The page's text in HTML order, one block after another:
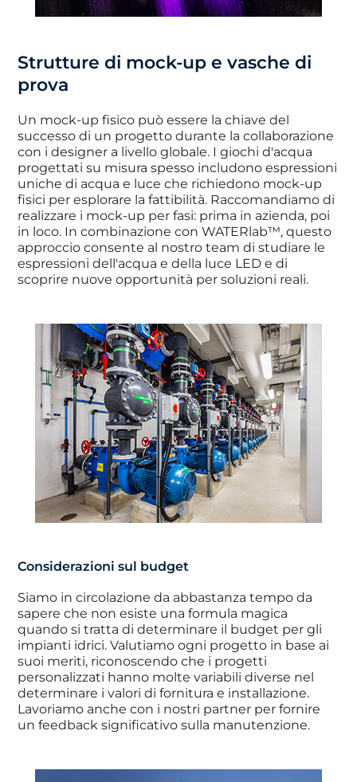
Strutture di mock-up e vasche di
prova
Un mock-up fisico può essere la chiave del
successo di un progetto durante la collaborazione
con i designer a livello globale. I giochi d'acqua
progettati su misura spesso includono espressioni
uniche di acqua e luce che richiedono mock-up
fisici per esplorare la fattibilità. Raccomandiamo di
realizzare i mock-up per fasi: prima in azienda, poi
in loco. In combinazione con WATERlab™, questo
approccio consente al nostro team di studiare le
espressioni dell'acqua e della luce LED e di
scoprire nuove opportunità per soluzioni reali.
Considerazioni sul budget
Siamo in circolazione da abbastanza tempo da
sapere che non esiste una formula magica
quando si tratta di determinare il budget per gli
impianti idrici. Valutiamo ogni progetto in base ai
suoi meriti, riconoscendo che i progetti
personalizzati hanno molte variabili diverse nel
determinare i valori di fornitura e installazione.
Lavoriamo anche con i nostri partner per fornire
un feedback significativo sulla manutenzione.